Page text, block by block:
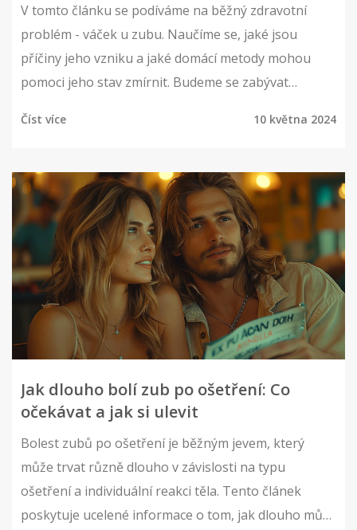
V tomto článku se podíváme na běžný zdravotní
problém - váček u zubu. Naučíme se, jaké jsou
příčiny jeho vzniku a jaké domácí metody mohou
pomoci jeho stav zmírnit. Budeme se zabývat
odborníkem, která by neměla chybět při jakýchkoli
komplikacích.
Číst více 10 května 2024
Jak dlouho bolí zub po ošetření: Co
očekávat a jak si ulevit
Bolest zubů po ošetření je běžným jevem, který
může trvat různě dlouho v závislosti na typu
ošetření a individuální reakci těla. Tento článek
poskytuje ucelené informace o tom, jak dlouho může